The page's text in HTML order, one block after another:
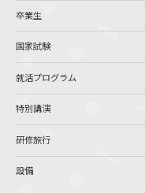
卒業生
国家試験
就活プログラム
特別講演
研修旅行
設備